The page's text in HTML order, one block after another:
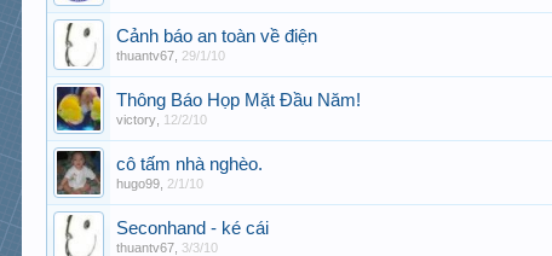
Cảnh báo an toàn về điện
thuantv67 29/1/10
Thông Báo Họp Mặt Đầu Năm!
victory 12/2/10
cô tấm nhà nghèo.
hugo99 2/1/10
Seconhand - ké cái
thuantv67 3/3/10